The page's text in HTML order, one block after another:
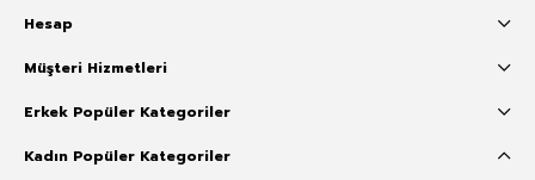
Hesap
Müşteri Hizmetleri
Erkek Popüler Kategoriler
Kadın Popüler Kategoriler